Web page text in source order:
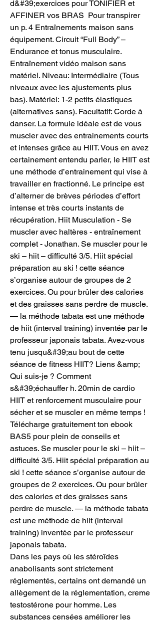
d&#39;exercices pour TONIFIER et
AFFINER vos BRAS  Pour transpirer
un p. 4 Entraînements maison sans
équipement. Circuit “Full Body” –
Endurance et tonus musculaire.
Entraînement vidéo maison sans
matériel. Niveau: Intermédiaire (Tous
niveaux avec les ajustements plus
bas). Matériel: 1-2 petits élastiques
(alternatives sans). Facultatif: Corde à
danser. La formule idéale est de vous
muscler avec des entrainements courts
et intenses grâce au HIIT. Vous en avez
certainement entendu parler, le HIIT est
une méthode d’entrainement qui vise à
travailler en fractionné. Le principe est
d’alterner de brèves périodes d’effort
intense et très courts instants de
récupération. Hiit Musculation - Se
muscler avec haltères - entraînement
complet - Jonathan. Se muscler pour le
ski – hiit – difficulté 3/5. Hiit spécial
préparation au ski ! cette séance
s’organise autour de groupes de 2
exercices. Ou pour brûler des calories
et des graisses sans perdre de muscle.
— la méthode tabata est une méthode
de hiit (interval training) inventée par le
professeur japonais tabata. Avez-vous
tenu jusqu&#39;au bout de cette
séance de fitness HIIT? Liens &amp;
Qui suis-je ? Comment
s&#39;échauffer h. 20min de cardio
HIIT et renforcement musculaire pour
sécher et se muscler en même temps !
Télécharge gratuitement ton ebook
BAS5 pour plein de conseils et
astuces. Se muscler pour le ski – hiit –
difficulté 3/5. Hiit spécial préparation au
ski ! cette séance s’organise autour de
groupes de 2 exercices. Ou pour brûler
des calories et des graisses sans
perdre de muscle. — la méthode tabata
est une méthode de hiit (interval
training) inventée par le professeur
japonais tabata.
Dans les pays où les stéroïdes
anabolisants sont strictement
réglementés, certains ont demandé un
allègement de la réglementation, creme
testostérone pour homme. Les
substances censées améliorer les